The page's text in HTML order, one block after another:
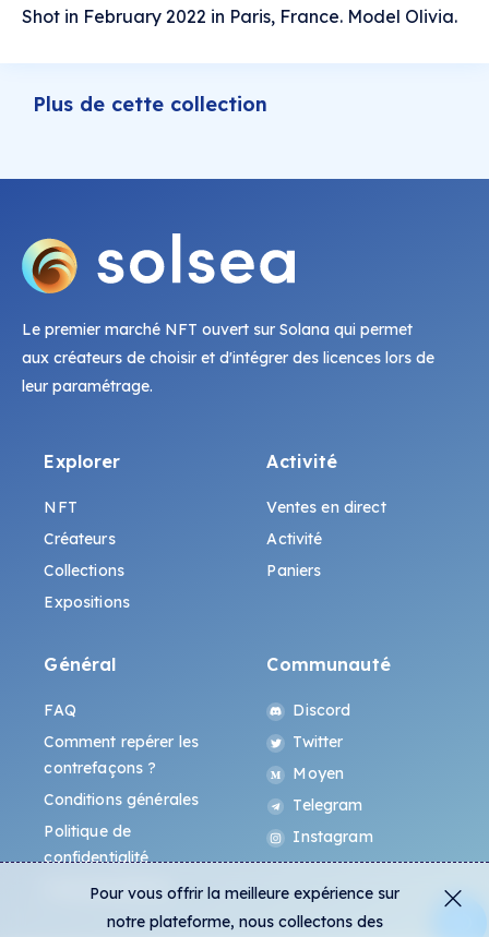
Shot in February 2022 in Paris, France. Model Olivia.
Plus de cette collection
Le premier marché NFT ouvert sur Solana qui permet
aux créateurs de choisir et d'intégrer des licences lors de
leur paramétrage.
Explorer
NFT
Créateurs
Collections
Expositions
Activité
Ventes en direct
Activité
Paniers
Général
FAQ
Comment repérer les
contrefaçons ?
Conditions générales
Politique de
confidentialité
Protocole All-Art
Communauté
Discord
Twitter
Moyen
Telegram
Instagram
Pour vous offrir la meilleure expérience sur
notre plateforme, nous collectons des